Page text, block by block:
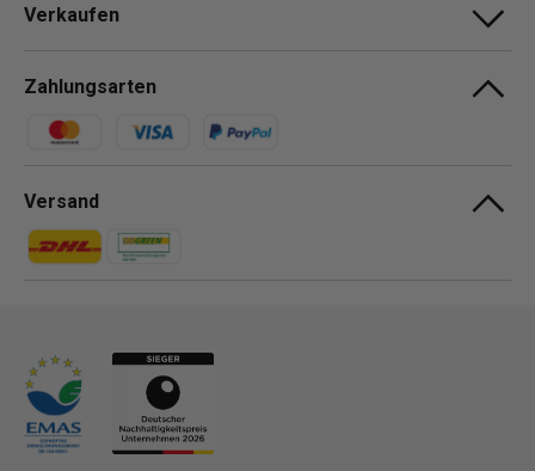
Verkaufen
Zahlungsarten
Zahlungsmethoden
Versand
Zahlungsmethoden
Zahlungsmethoden